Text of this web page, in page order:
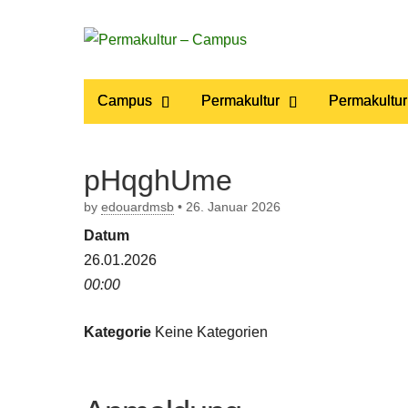
Permakultur
– Campus
Main
menu
Campus Permakultur
pHqghUme
by edouardmsb • 26. Januar 2026
Datum
26.01.2026
00:00
Kategorie Keine Kategorien